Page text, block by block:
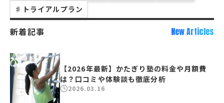
♯ トライアルプラン
新着記事 New Articles
【2026年最新】かたぎり塾の料金や月額費
は？口コミや体験談も徹底分析
2026.03.16